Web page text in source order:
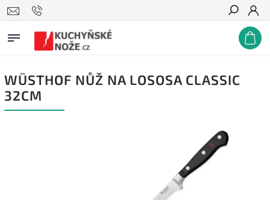
Hledat
WÜSTHOF NŮŽ NA LOSOSA CLASSIC
32CM